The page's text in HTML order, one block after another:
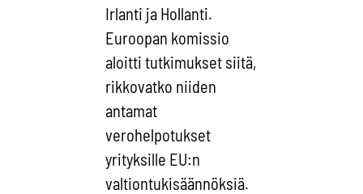
Irlanti ja Hollanti.
Euroopan komissio
aloitti tutkimukset siitä,
rikkovatko niiden
antamat
verohelpotukset
yrityksille EU:n
valtiontukisäännöksiä.